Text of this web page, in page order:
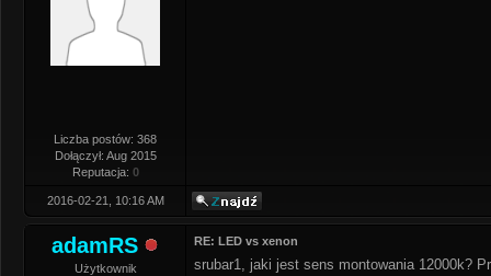
Liczba postów: 368
Dołączył: Aug 2015
Reputacja: 0
2016-02-21, 10:16 AM
adamRS
Użytkownik
RE: LED vs xenon
srubar1, jaki jest sens montowania 12000k?